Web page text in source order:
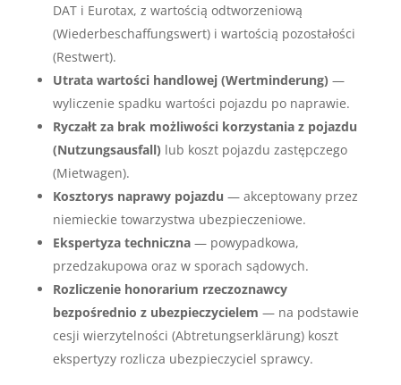
DAT i Eurotax, z wartością odtworzeniową
(Wiederbeschaffungswert) i wartością pozostałości
(Restwert).
Utrata wartości handlowej (Wertminderung) —
wyliczenie spadku wartości pojazdu po naprawie.
Ryczałt za brak możliwości korzystania z pojazdu
(Nutzungsausfall) lub koszt pojazdu zastępczego
(Mietwagen).
Kosztorys naprawy pojazdu — akceptowany przez
niemieckie towarzystwa ubezpieczeniowe.
Ekspertyza techniczna— powypadkowa,
przedzakupowa oraz w sporach sądowych.
Rozliczenie honorarium rzeczoznawcy
bezpośrednio z ubezpieczycielem — na podstawie
cesji wierzytelności (Abtretungserklärung) koszt
ekspertyzy rozlicza ubezpieczyciel sprawcy.